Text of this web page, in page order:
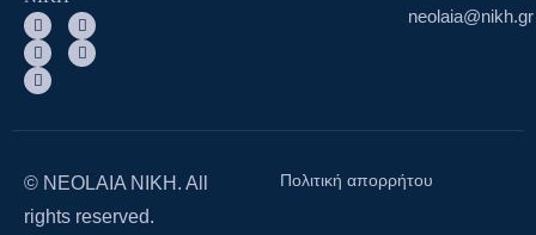
neolaia@nikh.gr
© NEOLAIA NIKH. All
rights reserved.
Πολιτική απορρήτου